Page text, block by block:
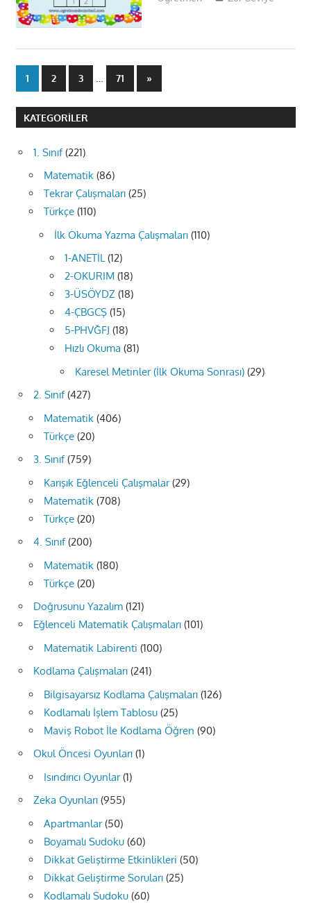
Yazı
sayfalaması
1 2 3 71
Next
Posts
»
KATEGORILER
1. Sınıf(221)
Matematik (86)
Tekrar Çalışmaları (25)
Türkçe (110)
İlk Okuma Yazma Çalışmaları (110)
1-ANETİL(12)
2-OKURIM (18)
3-ÜSÖYDZ (18)
4-ÇBGCŞ (15)
5-PHVĞFJ (18)
Hızlı Okuma (81)
Karesel Metinler (İlk Okuma Sonrası) (29)
2. Sınıf(427)
Matematik (406)
Türkçe (20)
3. Sınıf(759)
Karışık Eğlenceli Çalışmalar(29)
Matematik (708)
Türkçe (20)
4. Sınıf(200)
Matematik (180)
Türkçe (20)
Doğrusunu Yazalım (121)
Eğlenceli Matematik Çalışmaları (101)
Matematik Labirenti (100)
Kodlama Çalışmaları (241)
Bilgisayarsız Kodlama Çalışmaları (126)
Kodlamalı İşlem Tablosu (25)
Maviş Robot İle Kodlama Öğren (90)
Okul Öncesi Oyunları (1)
Isındırıcı Oyunlar(1)
Zeka Oyunları (955)
Apartmanlar(50)
Boyamalı Sudoku (60)
Dikkat Geliştirme Etkinlikleri (50)
Dikkat Geliştirme Soruları (25)
Kodlamalı Sudoku (60)